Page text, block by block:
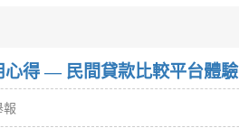
心得 — 民間貸款比較平台體驗
報